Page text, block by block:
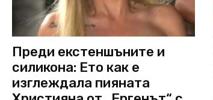
Преди екстеншъните и
силикона: Ето как е
изглеждала пияната